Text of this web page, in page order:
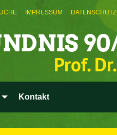
IMPRESSUM DATENSCHUTZ
Prof.
Kontakt